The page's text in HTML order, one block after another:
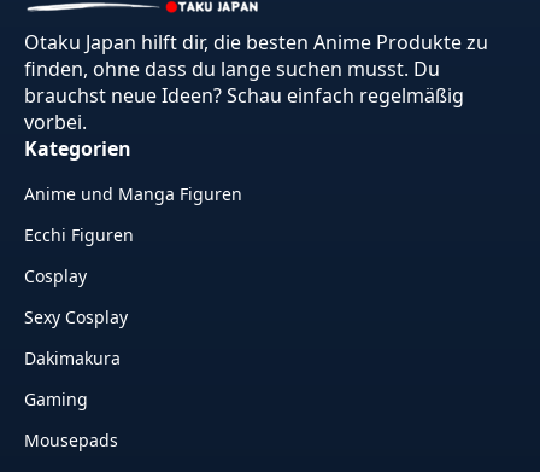
Otaku Japan hilft dir, die besten Anime Produkte zu
finden, ohne dass du lange suchen musst. Du
brauchst neue Ideen? Schau einfach regelmäßig
vorbei.
Kategorien
Anime und Manga Figuren
Ecchi Figuren
Cosplay
Sexy Cosplay
Dakimakura
Gaming
Mousepads